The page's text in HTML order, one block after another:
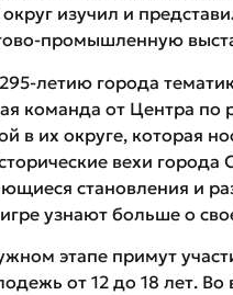
изучил и
промышленную
летию города
команда от Центра по
в их округе, которая
вехи
становления и
узнают больше о
этапе примут
от 12 до 18 лет.